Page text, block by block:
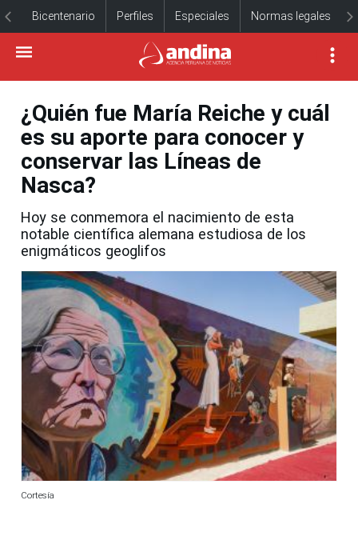
Bicentenario Perfiles Especiales Normas legales
¿Quién fue María Reiche y cuál
es su aporte para conocer y
conservar las Líneas de
Nasca?
Hoy se conmemora el nacimiento de esta
notable científica alemana estudiosa de los
enigmáticos geoglifos
Cortesía